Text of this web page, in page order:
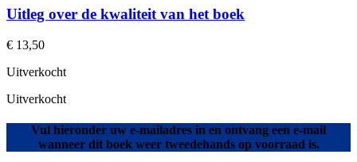
Uitleg over de kwaliteit van het boek
€ 13,50
Uitverkocht
Uitverkocht
Vul hieronder uw e-mailadres in en ontvang een e-mail
wanneer dit boek weer tweedehands op voorraad is.